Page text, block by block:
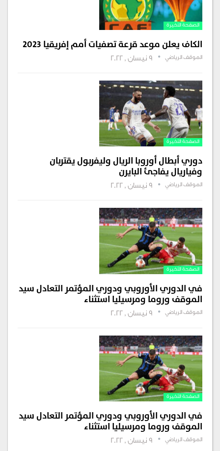
الصفحة الأخيرة
الكاف يعلن موعد قرعة تصفيات أمم إفريقيا 2023
الموقف الرياضي
الصفحة الأخيرة
دوري أبطال أوروبا الريال وليفربول يقتربان
وفياريال يفاجئ البايرن
الموقف الرياضي
الصفحة الأخيرة
في الدوري الأوروبي ودوري المؤتمر التعادل سيد
الموقف وروما ومرسيليا استثناء
الموقف الرياضي
الصفحة الأخيرة
في الدوري الأوروبي ودوري المؤتمر التعادل سيد
الموقف وروما ومرسيليا استثناء
الموقف الرياضي